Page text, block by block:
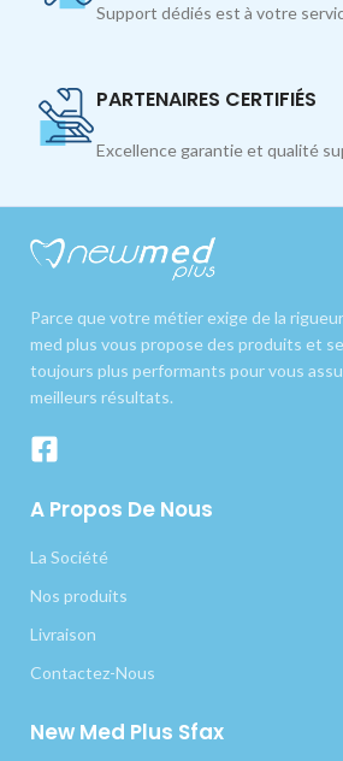
Support dédiés est à votre
PARTENAIRES CERTIFIÉS
Excellence garantie et qualité
Parce que votre métier exige de la
med plus vous propose des produits et
toujours plus performants pour vous
meilleurs résultats.
A Propos De Nous
La Société
Nos produits
Livraison
Contactez-Nous
New Med Plus Sfax